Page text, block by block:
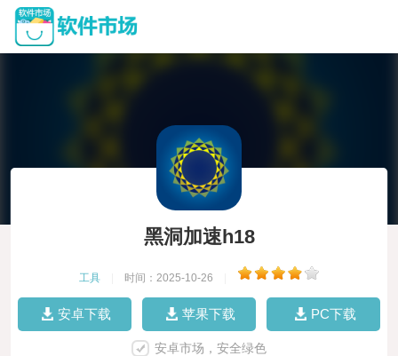
黑洞加速h18
工具 时间：2025-10-26
安卓下载 苹果下载 PC下载
安卓市场，安全绿色